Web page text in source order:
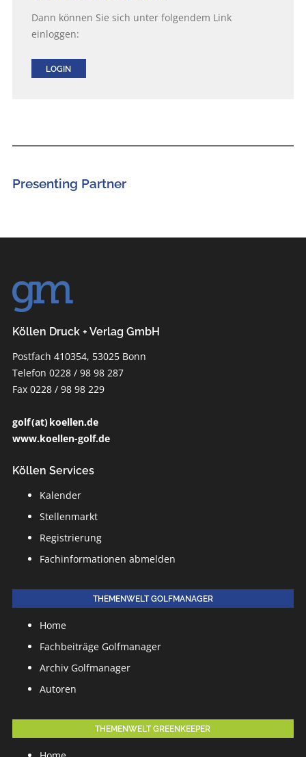
Dann können Sie sich unter folgendem Link
einloggen:
LOGIN
Presenting Partner
Köllen Druck + Verlag GmbH
Postfach 410354, 53025 Bonn
Telefon 0228 / 98 98 287
Fax 0228 / 98 98 229
golf (at) koellen.de
www.koellen-golf.de
Köllen Services
Kalender
Stellenmarkt
Registrierung
Fachinformationen abmelden
THEMENWELT GOLFMANAGER
Home
Fachbeiträge Golfmanager
Archiv Golfmanager
Autoren
THEMENWELT GREENKEEPER